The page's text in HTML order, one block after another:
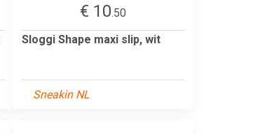
€ 10.50
Sloggi Shape maxi slip, wit
Sneakin NL